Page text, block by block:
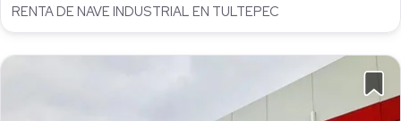
RENTA DE NAVE INDUSTRIAL EN TULTEPEC